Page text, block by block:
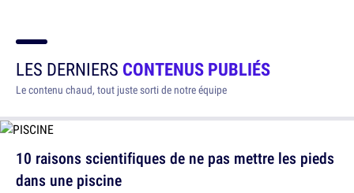
LES DERNIERS CONTENUS PUBLIÉS
Le contenu chaud, tout juste sorti de notre équipe
10 raisons scientifiques de ne pas mettre les pieds
dans une piscine